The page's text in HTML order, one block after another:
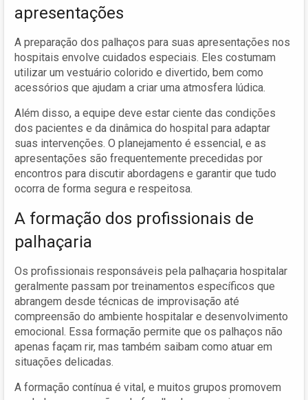
apresentações
A preparação dos palhaços para suas apresentações nos
hospitais envolve cuidados especiais. Eles costumam
utilizar um vestuário colorido e divertido, bem como
acessórios que ajudam a criar uma atmosfera lúdica.
Além disso, a equipe deve estar ciente das condições
dos pacientes e da dinâmica do hospital para adaptar
suas intervenções. O planejamento é essencial, e as
apresentações são frequentemente precedidas por
encontros para discutir abordagens e garantir que tudo
ocorra de forma segura e respeitosa.
A formação dos profissionais de
palhaçaria
Os profissionais responsáveis pela palhaçaria hospitalar
geralmente passam por treinamentos específicos que
abrangem desde técnicas de improvisação até
compreensão do ambiente hospitalar e desenvolvimento
emocional. Essa formação permite que os palhaços não
apenas façam rir, mas também saibam como atuar em
situações delicadas.
A formação contínua é vital, e muitos grupos promovem